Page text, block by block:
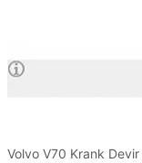
Volvo V70 Krank Devir